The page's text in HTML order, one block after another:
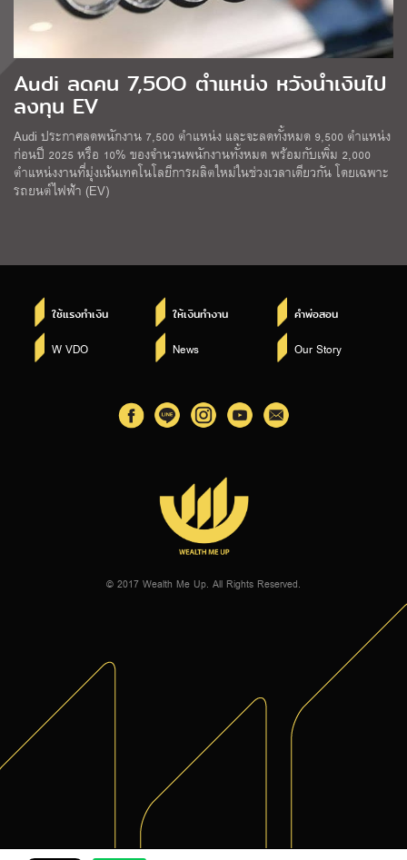
Audi ลดคน 7,5OO ตำแหน่ง หวังนำเงินไป
ลงทุน EV
Audi ประกาศลดพนักงาน 7,500 ตำแหน่ง และจะลดทั้งหมด 9,500 ตำแหน่ง
ก่อนปี 2025 หรือ 10% ของจำนวนพนักงานทั้งหมด พร้อมกับเพิ่ม 2,000
ตำแหน่งงานที่มุ่งเน้นเทคโนโลยีการผลิตใหม่ในช่วงเวลาเดียวกัน โดยเฉพาะ
รถยนต์ไฟฟ้า (EV)
ใช้แรงทำเงิน ให้เงินทำงาน คำพ่อสอน
W VDO News Our Story
© 2017 Wealth Me Up. All Rights Reserved.